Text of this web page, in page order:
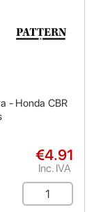
- Honda CBR
€4.91
Inc. IVA